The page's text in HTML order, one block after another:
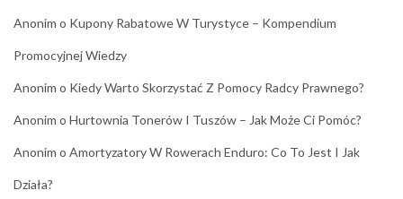
Anonim o Kupony Rabatowe W Turystyce – Kompendium
Promocyjnej Wiedzy
Anonim o Kiedy Warto Skorzystać Z Pomocy Radcy Prawnego?
Anonim o Hurtownia Tonerów I Tuszów – Jak Może Ci Pomóc?
Anonim o Amortyzatory W Rowerach Enduro: Co To Jest I Jak
Działa?